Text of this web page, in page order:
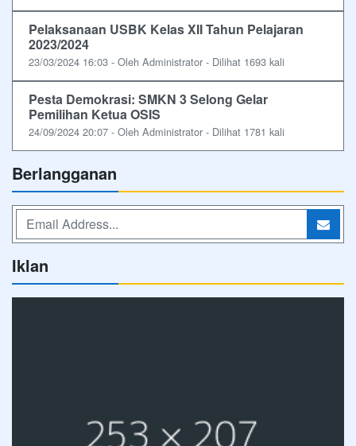
Pelaksanaan USBK Kelas XII Tahun Pelajaran
2023/2024
23/03/2024 16:03 - Oleh Administrator - Dilihat 1693 kali
Pesta Demokrasi: SMKN 3 Selong Gelar
Pemilihan Ketua OSIS
24/09/2024 20:07 - Oleh Administrator - Dilihat 1781 kali
Berlangganan
Iklan